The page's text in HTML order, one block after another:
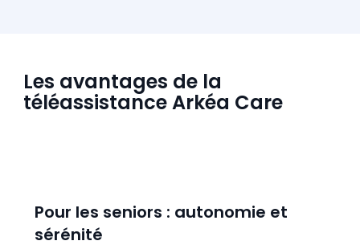
Les avantages de la
téléassistance Arkéa Care
Pour les seniors : autonomie et
sérénité